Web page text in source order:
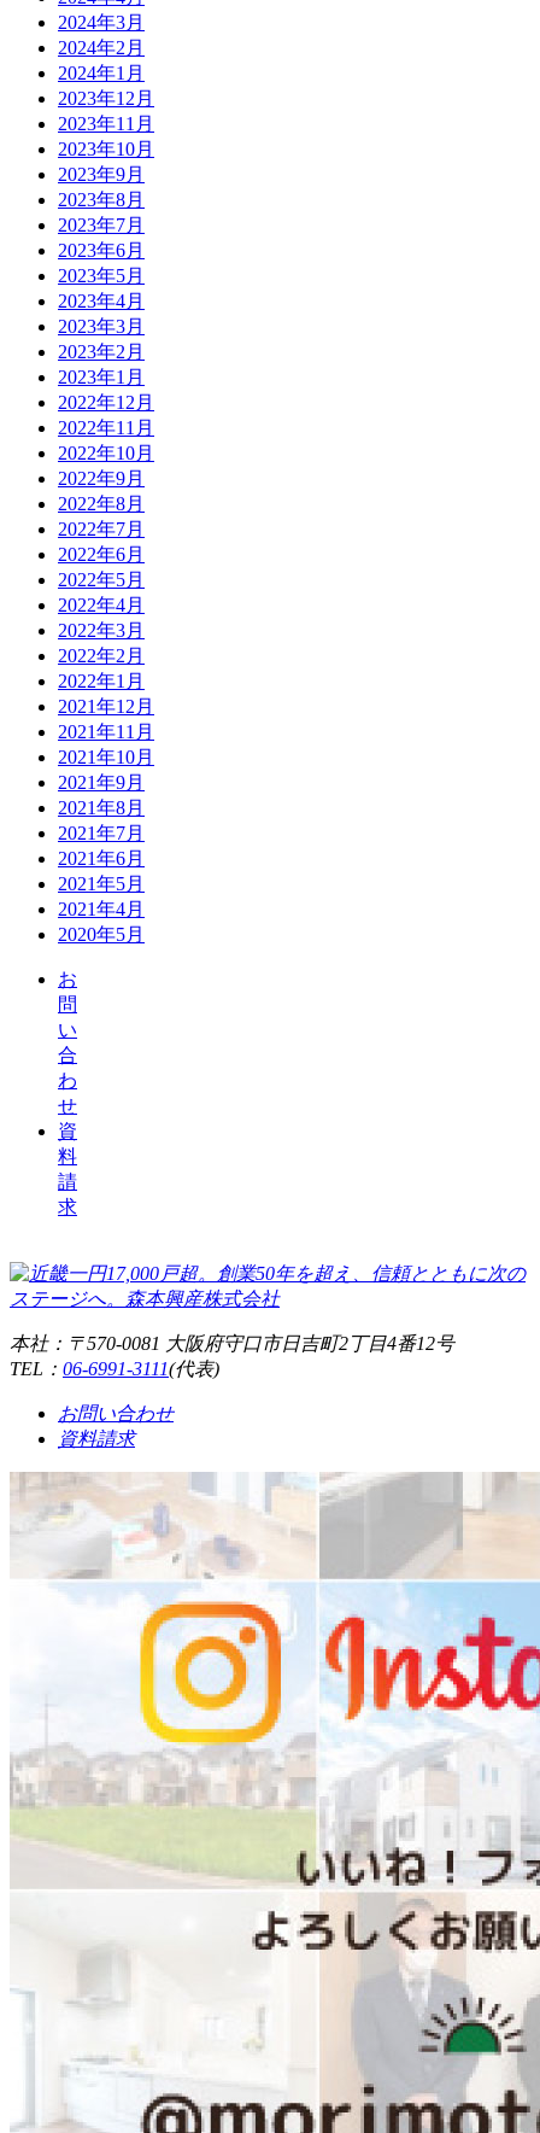
2024年3月
2024年2月
2024年1月
2023年12月
2023年11月
2023年10月
2023年9月
2023年8月
2023年7月
2023年6月
2023年5月
2023年4月
2023年3月
2023年2月
2023年1月
2022年12月
2022年11月
2022年10月
2022年9月
2022年8月
2022年7月
2022年6月
2022年5月
2022年4月
2022年3月
2022年2月
2022年1月
2021年12月
2021年11月
2021年10月
2021年9月
2021年8月
2021年7月
2021年6月
2021年5月
2021年4月
2020年5月
お
問
い
合
わ
せ
資
料
請
求
本社：〒570-0081 大阪府守口市日吉町2丁目4番12号
TEL： 06-6991-3111(代表)
お問い合わせ
資料請求